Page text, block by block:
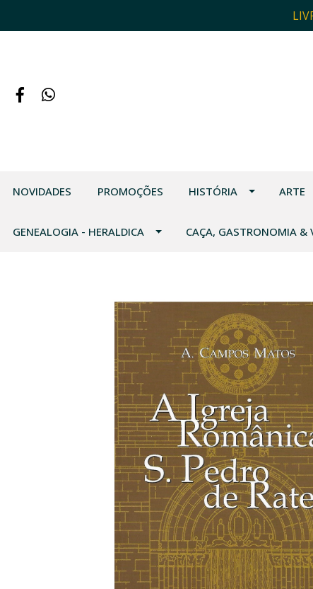
NOVIDADES PROMOÇÕES HISTÓRIA ARTE
GENEALOGIA - HERALDICA CAÇA, GASTRONOMIA &